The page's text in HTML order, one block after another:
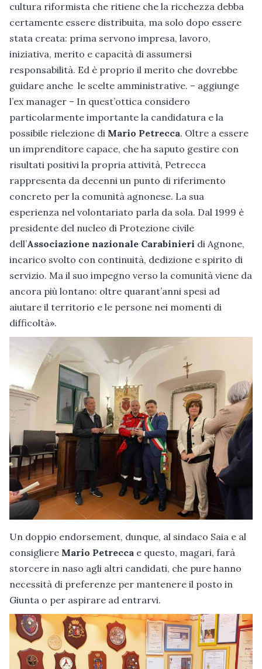
cultura riformista che ritiene che la ricchezza debba
certamente essere distribuita, ma solo dopo essere
stata creata: prima servono impresa, lavoro,
iniziativa, merito e capacità di assumersi
responsabilità. Ed è proprio il merito che dovrebbe
guidare anche le scelte amministrative. – aggiunge
l’ex manager – In quest’ottica considero
particolarmente importante la candidatura e la
possibile rielezione di Mario Petrecca. Oltre a essere
un imprenditore capace, che ha saputo gestire con
risultati positivi la propria attività, Petrecca
rappresenta da decenni un punto di riferimento
concreto per la comunità agnonese. La sua
esperienza nel volontariato parla da sola. Dal 1999 è
presidente del nucleo di Protezione civile
dell’Associazione nazionale Carabinieri di Agnone,
incarico svolto con continuità, dedizione e spirito di
servizio. Ma il suo impegno verso la comunità viene da
ancora più lontano: oltre quarant’anni spesi ad
aiutare il territorio e le persone nei momenti di
difficoltà».
Un doppio endorsement, dunque, al sindaco Saia e al
consigliere Mario Petrecca e questo, magari, farà
storcere in naso agli altri candidati, che pure hanno
necessità di preferenze per mantenere il posto in
Giunta o per aspirare ad entrarvi.